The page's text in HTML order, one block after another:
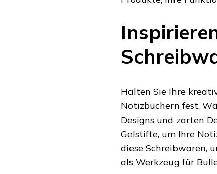
Halten Sie Ihre
Notizbüchern fest.
Designs und zarten
Gelstifte, um Ihre
diese Schreibwaren,
als Werkzeug für